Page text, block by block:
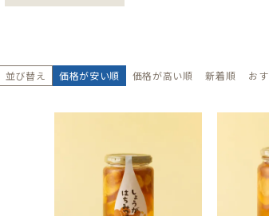
並び替え 価格が安い順 価格が高い順 新着順 お